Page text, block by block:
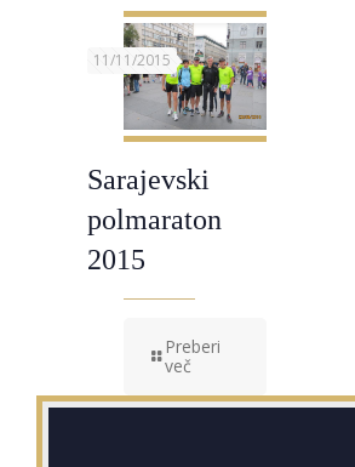
11/11/2015
Sarajevski
polmaraton
2015
Preberi
več